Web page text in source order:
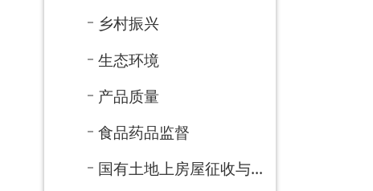
医疗卫生
减税降费
审计信息
涉农补贴
重大建设项目